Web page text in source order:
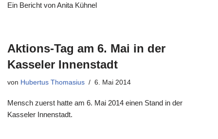
Ein Bericht von Anita Kühnel
Aktions-Tag am 6. Mai in der
Kasseler Innenstadt
von Hubertus Thomasius 6. Mai 2014
Mensch zuerst hatte am 6. Mai 2014 einen Stand in der
Kasseler Innenstadt.